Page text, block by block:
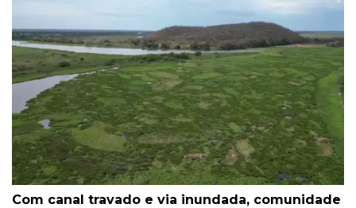
Com canal travado e via inundada, comunidade